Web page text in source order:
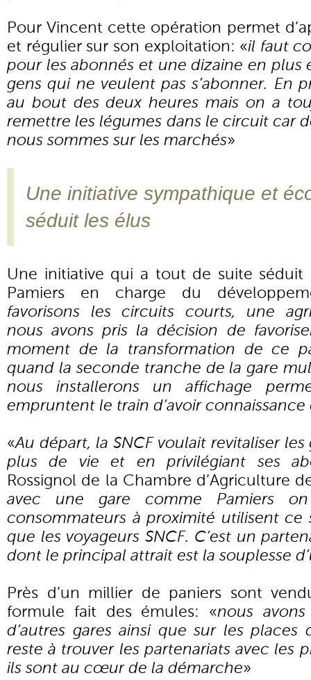
Pour Vincent cette opération permet
et régulier sur son exploitation: «il faut
pour les abonnés et une dizaine en plus
gens qui ne veulent pas s’abonner. En
au bout des deux heures mais on a
remettre les légumes dans le circuit car
nous sommes sur les marchés»
Une initiative sympathique et
séduit les élus
Une initiative qui a tout de suite
Pamiers en charge du
favorisons les circuits courts, une
nous avons pris la décision de
moment de la transformation de ce
quand la seconde tranche de la gare
nous installerons un affichage
empruntent le train d’avoir
«Au départ, la SNCF voulait revitaliser
plus de vie et en privilégiant ses
Rossignol de la Chambre d’Agriculture
avec une gare comme Pamiers
consommateurs à proximité utilisent ce
que les voyageurs SNCF. C’est un
dont le principal attrait est la souplesse
Près d’un millier de paniers sont
formule fait des émules: «nous
d’autres gares ainsi que sur les
reste à trouver les partenariats avec les
ils sont au cœur de la démarche»